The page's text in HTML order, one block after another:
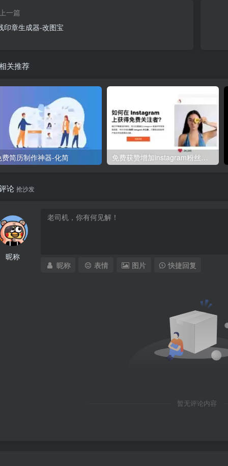
一篇
印章生成器-改图宝
关推荐
费简历制作神器-化简 免费获赞增加instagram粉丝工具：Skweezer
论 抢沙发
昵称
昵称
表情 图片 快捷回复
暂无评论内容